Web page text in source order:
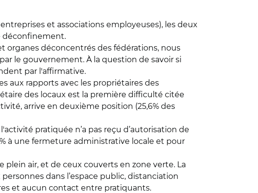
et associations employeuses), les deux
déconfinement.
organes déconcentrés des fédérations, nous
le gouvernement. À la question de savoir si
par l'affirmative.
aux rapports avec les propriétaires des
des locaux est la première difficulté citée
arrive en deuxième position (25,6% des
pratiquée n’a pas reçu d’autorisation de
à une fermeture administrative locale et pour
air, et de ceux couverts en zone verte. La
dans l’espace public, distanciation
et aucun contact entre pratiquants.